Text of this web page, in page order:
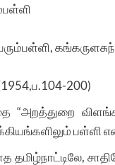
200)
“அறத்துறை
தமிழ்நாட்டிலே,